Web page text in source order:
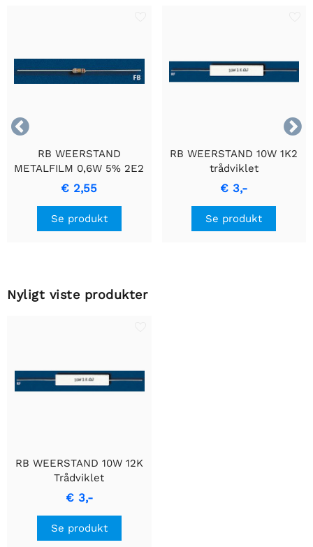


RB WEERSTAND
METALFILM 0,6W 5% 2E2
- Holdbar
Præcisionsmodstand
€ 2,55
Se produkt
RB WEERSTAND 10W 1K2
trådviklet
cementmodstand med
keramisk hus.
€ 3,-
Se produkt
Nyligt viste produkter
RB WEERSTAND 10W 12K
Trådviklet
Cementmodstand
€ 3,-
Se produkt